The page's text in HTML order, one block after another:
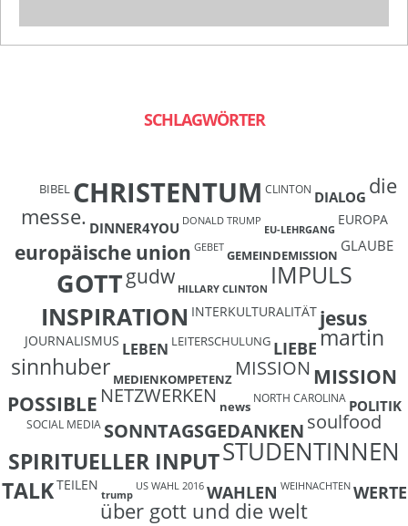
SCHLAGWÖRTER
BIBEL CHRISTENTUM CLINTON DIALOG die
messe. DINNER4YOU DONALD TRUMP
EU-LEHRGANG
EUROPA
europäische union GEBET GEMEINDEMISSION
GLAUBE
GOTTgudw HILLARY CLINTON IMPULS
INSPIRATION INTERKULTURALITÄT jesus
JOURNALISMUS LEBEN LEITERSCHULUNG LIEBEmartin
sinnhuber MEDIENKOMPETENZ MISSION MISSION
POSSIBLE NETZWERKEN news
NORTH CAROLINA POLITIK
SOCIAL MEDIA SONNTAGSGEDANKENsoulfood
SPIRITUELLER INPUTSTUDENTINNEN
TALKTEILEN
trump
US WAHL 2016 WAHLEN WEIHNACHTEN WERTE
über gott und die welt